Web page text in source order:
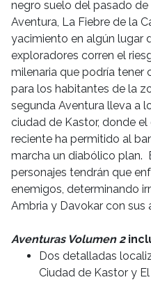
negro suelo del pasado
Aventura, La Fiebre de la
yacimiento en algún lugar
exploradores corren el
milenaria que podría tener
para los habitantes de la
segunda Aventura lleva a
ciudad de Kastor, donde
reciente ha permitido al
marcha un diabólico plan.
personajes tendrán que
enemigos, determinando
Ambria y Davokar con sus
Aventuras Volumen 2
Dos detalladas
Ciudad de Kastor y